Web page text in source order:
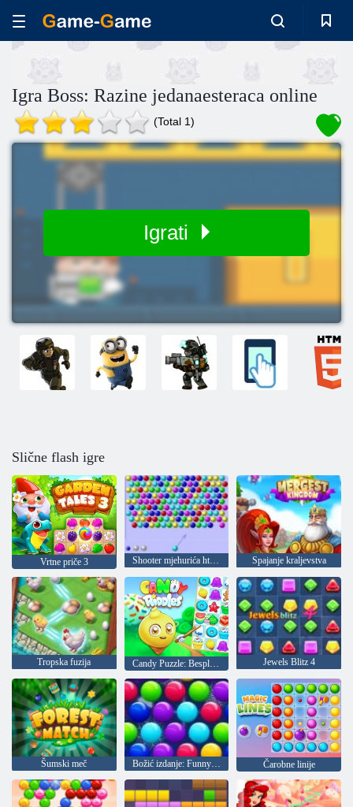
Igra Boss: Razine jedanaesteraca online
(Total 1)
Igrati
Slične flash igre
Vrtne priče 3 Shooter mjehurića html5 Spajanje kraljevstva
Tropska fuzija Candy Puzzle: Besplatna utakmica 3 Jewels Blitz 4
Šumski meč Božić izdanje: Funny mjehurića Čarobne linije